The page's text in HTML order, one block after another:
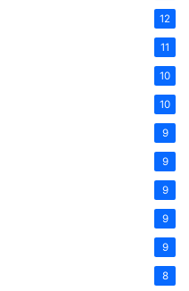
12
11
10
10
9
9
9
9
9
8